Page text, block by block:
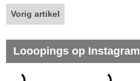
Vorig artikel
Looopings op Instagram